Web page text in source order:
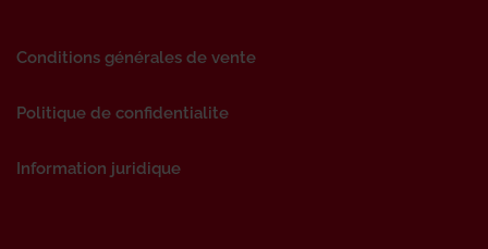
Conditions générales de vente
Politique de confidentialite
Information juridique